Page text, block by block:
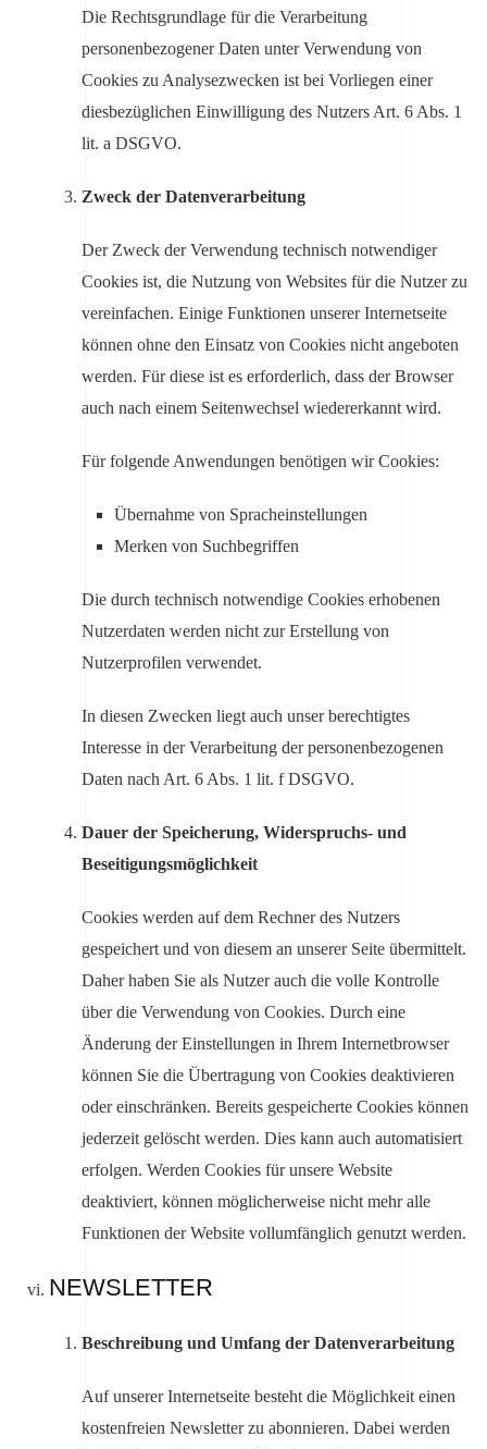
Die Rechtsgrundlage für die Verarbeitung
personenbezogener Daten unter Verwendung von
Cookies zu Analysezwecken ist bei Vorliegen einer
diesbezüglichen Einwilligung des Nutzers Art. 6 Abs. 1
lit. a DSGVO.
Zweck der Datenverarbeitung
Der Zweck der Verwendung technisch notwendiger
Cookies ist, die Nutzung von Websites für die Nutzer zu
vereinfachen. Einige Funktionen unserer Internetseite
können ohne den Einsatz von Cookies nicht angeboten
werden. Für diese ist es erforderlich, dass der Browser
auch nach einem Seitenwechsel wiedererkannt wird.
Für folgende Anwendungen benötigen wir Cookies:
Übernahme von Spracheinstellungen
Merken von Suchbegriffen
Die durch technisch notwendige Cookies erhobenen
Nutzerdaten werden nicht zur Erstellung von
Nutzerprofilen verwendet.
In diesen Zwecken liegt auch unser berechtigtes
Interesse in der Verarbeitung der personenbezogenen
Daten nach Art. 6 Abs. 1 lit. f DSGVO.
Dauer der Speicherung, Widerspruchs- und
Beseitigungsmöglichkeit
Cookies werden auf dem Rechner des Nutzers
gespeichert und von diesem an unserer Seite übermittelt.
Daher haben Sie als Nutzer auch die volle Kontrolle
über die Verwendung von Cookies. Durch eine
Änderung der Einstellungen in Ihrem Internetbrowser
können Sie die Übertragung von Cookies deaktivieren
oder einschränken. Bereits gespeicherte Cookies können
jederzeit gelöscht werden. Dies kann auch automatisiert
erfolgen. Werden Cookies für unsere Website
deaktiviert, können möglicherweise nicht mehr alle
Funktionen der Website vollumfänglich genutzt werden.
NEWSLETTER
Beschreibung und Umfang der Datenverarbeitung
Auf unserer Internetseite besteht die Möglichkeit einen
kostenfreien Newsletter zu abonnieren. Dabei werden